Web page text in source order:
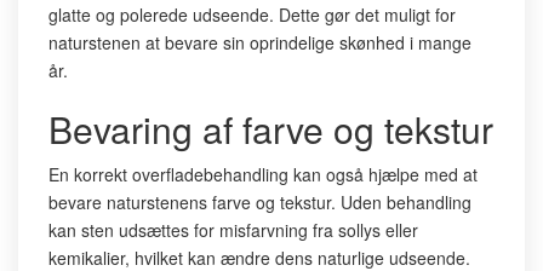
glatte og polerede udseende. Dette gør det muligt for
naturstenen at bevare sin oprindelige skønhed i mange
år.
Bevaring af farve og tekstur
En korrekt overfladebehandling kan også hjælpe med at
bevare naturstenens farve og tekstur. Uden behandling
kan sten udsættes for misfarvning fra sollys eller
kemikalier, hvilket kan ændre dens naturlige udseende.